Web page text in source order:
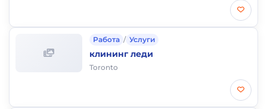
Работа / Услуги
клининг леди
Toronto